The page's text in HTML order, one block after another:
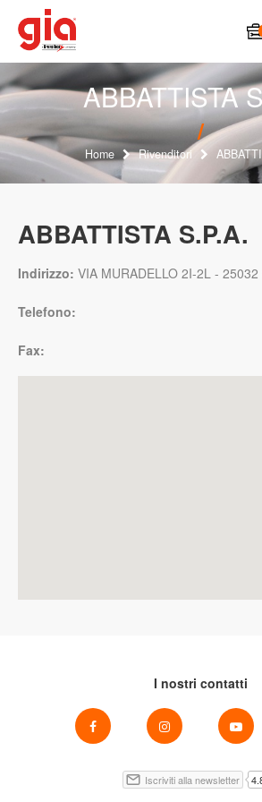
ABBATTISTA
Home Rivenditori
ABBATTISTA S.P.A.
Indirizzo: VIA MURADELLO 2I-2L -
Telefono:
Fax:
I nostri contatti